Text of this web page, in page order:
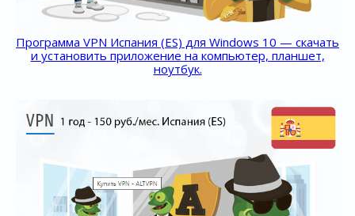
Программа VPN Испания (ES) для Windows 10 — скачать
и установить приложение на компьютер, планшет,
ноутбук.